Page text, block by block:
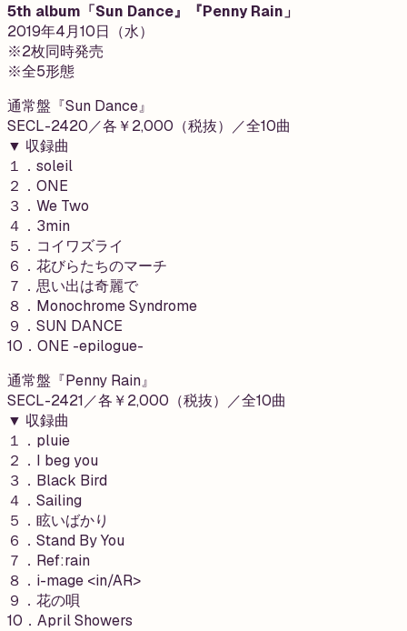
5th album「Sun Dance』『Penny Rain」
2019年4月10日（水）
※2枚同時発売
※全5形態
通常盤『Sun Dance』
SECL-2420／各￥2,000（税抜）／全10曲
▼ 収録曲
１．soleil
２．ONE
３．We Two
４．3min
５．コイワズライ
６．花びらたちのマーチ
７．思い出は奇麗で
８．Monochrome Syndrome
９．SUN DANCE
10．ONE -epilogue-
通常盤『Penny Rain』
SECL-2421／各￥2,000（税抜）／全10曲
▼ 収録曲
１．pluie
２．I beg you
３．Black Bird
４．Sailing
５．眩いばかり
６．Stand By You
７．Ref:rain
８．i-mage <in/AR>
９．花の唄
10．April Showers